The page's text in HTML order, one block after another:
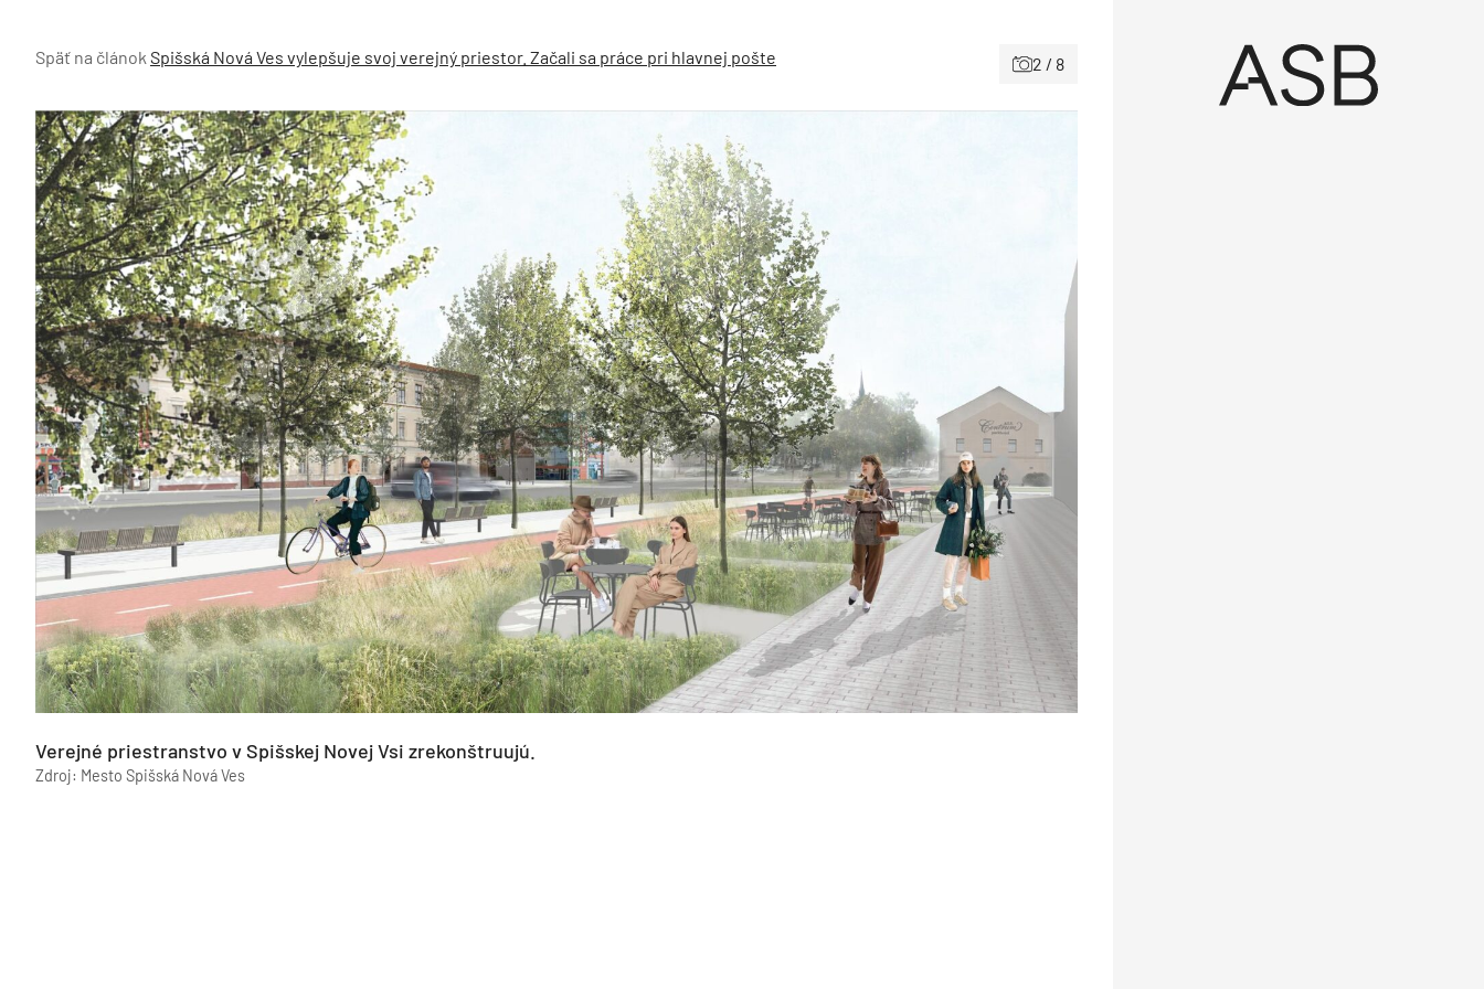
Späť na článok Spišská Nová Ves vylepšuje svoj verejný priestor. Začali sa práce pri hlavnej pošte 2 / 8
Verejné priestranstvo v Spišskej Novej Vsi zrekonštruujú.
Zdroj: Mesto Spišská Nová Ves